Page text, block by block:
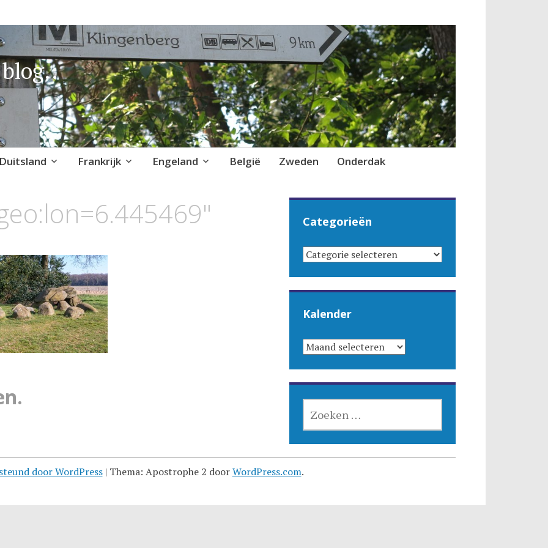
Duitsland Frankrijk Engeland België Zweden Onderdak
Categorieën
CATEGORIEËN
Kalender
KALENDER
NAAR:
door WordPress | Thema: Apostrophe 2 doorWordPress.com.